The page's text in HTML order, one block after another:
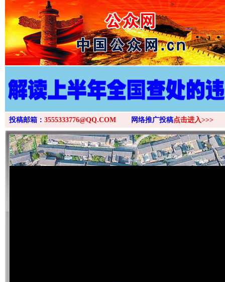
>
投稿邮箱： 3555333776@QQ.COM 网络推广投稿点击进入>>>